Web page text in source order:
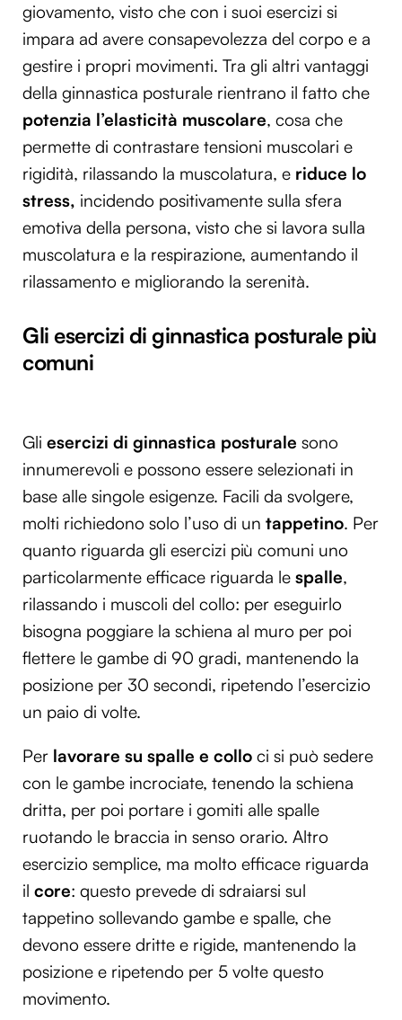
giovamento, visto che con i suoi esercizi si
impara ad avere consapevolezza del corpo e a
gestire i propri movimenti. Tra gli altri vantaggi
della ginnastica posturale rientrano il fatto che
potenzia l’elasticità muscolare, cosa che
permette di contrastare tensioni muscolari e
rigidità, rilassando la muscolatura, e riduce lo
stress, incidendo positivamente sulla sfera
emotiva della persona, visto che si lavora sulla
muscolatura e la respirazione, aumentando il
rilassamento e migliorando la serenità.
Gli esercizi di ginnastica posturale più
comuni
Gli esercizi di ginnastica posturale sono
innumerevoli e possono essere selezionati in
base alle singole esigenze. Facili da svolgere,
molti richiedono solo l’uso di un tappetino. Per
quanto riguarda gli esercizi più comuni uno
particolarmente efficace riguarda le spalle,
rilassando i muscoli del collo: per eseguirlo
bisogna poggiare la schiena al muro per poi
flettere le gambe di 90 gradi, mantenendo la
posizione per 30 secondi, ripetendo l’esercizio
un paio di volte.
Per lavorare su spalle e collo ci si può sedere
con le gambe incrociate, tenendo la schiena
dritta, per poi portare i gomiti alle spalle
ruotando le braccia in senso orario. Altro
esercizio semplice, ma molto efficace riguarda
il core: questo prevede di sdraiarsi sul
tappetino sollevando gambe e spalle, che
devono essere dritte e rigide, mantenendo la
posizione e ripetendo per 5 volte questo
movimento.